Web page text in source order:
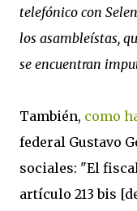
telefónico con
los asambleístas,
se encuentran
También, como
federal Gustavo
sociales: "El
artículo 213 bis